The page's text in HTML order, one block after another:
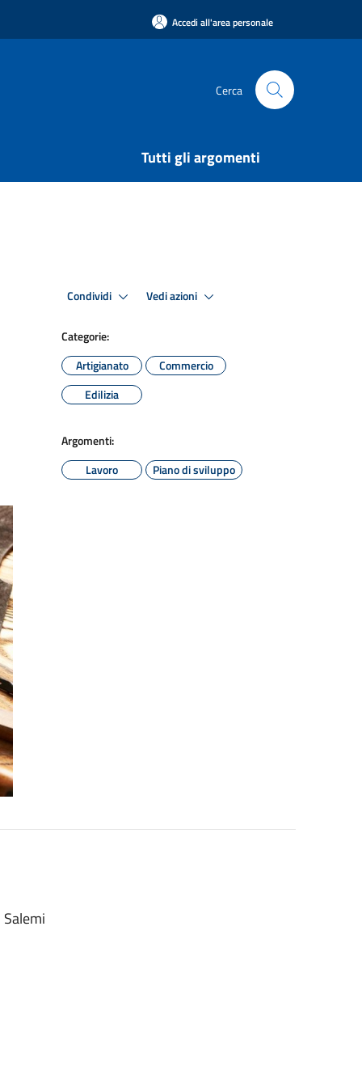
Accedi all'area personale
Cerca
Tutti gli argomenti
Condividi Vedi azioni
Categorie:
Artigianato
Commercio
Edilizia
Argomenti:
Lavoro
Piano di sviluppo